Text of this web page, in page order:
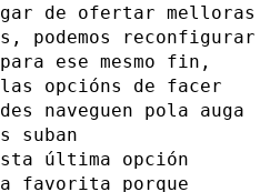
de ofertar melloras
podemos reconfigurar
ese mesmo fin,
opcións de facer
naveguen pola auga
suban
última opción
favorita porque